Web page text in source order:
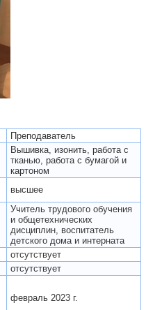
Преподаватель
Вышивка, изонить, работа с
тканью, работа с бумагой и
картоном
высшее
Учитель трудового обучения
и общетехнических
дисциплин, воспитатель
детского дома и интерната
отсутствует
отсутствует
февраль 2023 г.